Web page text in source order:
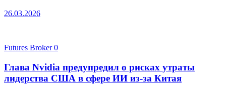
26.03.2026
Futures Broker0
Глава Nvidia предупредил о рисках утраты
лидерства США в сфере ИИ из-за Китая